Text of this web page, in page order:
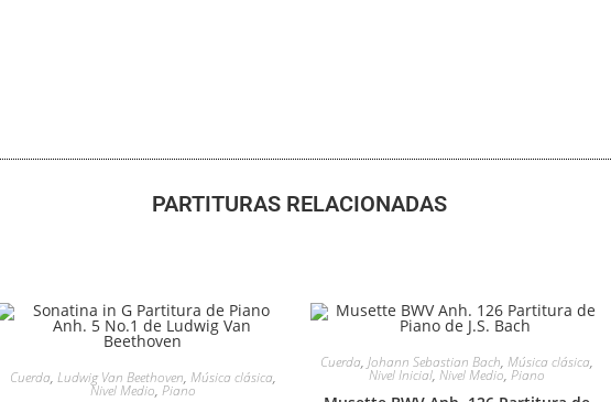
PARTITURAS RELACIONADAS
Cuerda, Ludwig Van Beethoven, Música clásica,
Nivel Medio, Piano
Cuerda, Johann Sebastian Bach, Música clásica,
Nivel Inicial, Nivel Medio, Piano